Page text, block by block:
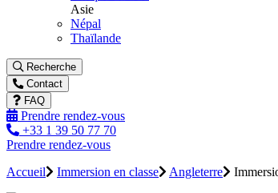
Asie
Népal
Thaïlande
Recherche
Contact
FAQ
Prendre rendez-vous
+33 1 39 50 77 70
Prendre rendez-vous
Accueil
Immersion en classe Angleterre